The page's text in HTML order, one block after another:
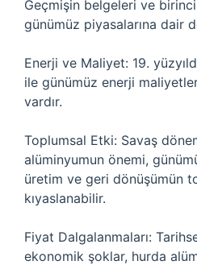
Geçmişin belgeleri ve
günümüz piyasalarına dair
Enerji ve Maliyet: 19.
ile günümüz enerji
vardır.
Toplumsal Etki: Savaş
alüminyumun önemi,
üretim ve geri dönüşümün
kıyaslanabilir.
Fiyat Dalgalanmaları:
ekonomik şoklar, hurda